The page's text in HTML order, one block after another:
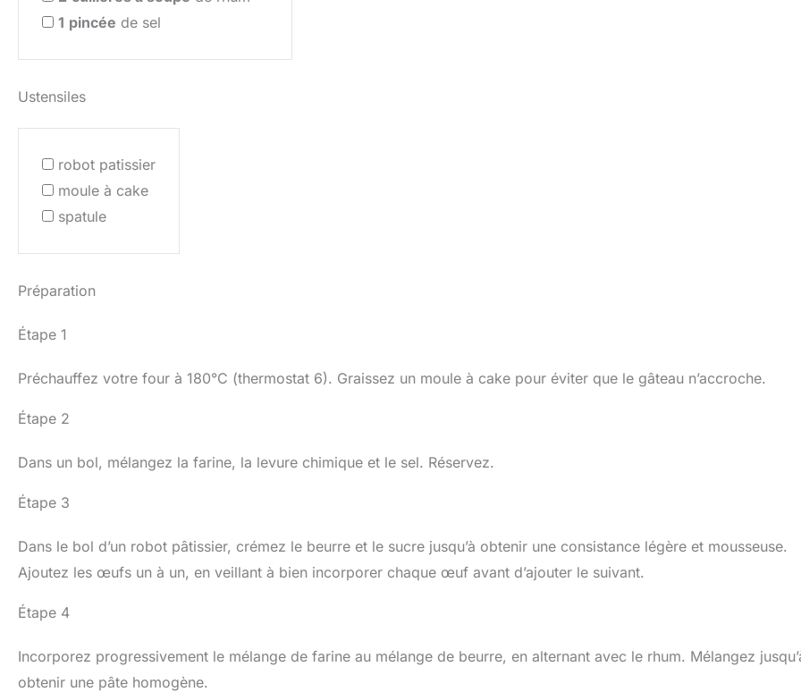
1 pincée de sel
Ustensiles
robot patissier
moule à cake
spatule
Préparation
Étape 1
Préchauffez votre four à 180°C (thermostat 6). Graissez un moule à cake pour éviter que le gâteau n’accroche.
Étape 2
Dans un bol, mélangez la farine, la levure chimique et le sel. Réservez.
Étape 3
Dans le bol d’un robot pâtissier, crémez le beurre et le sucre jusqu’à obtenir une consistance légère et mousseuse.
Ajoutez les œufs un à un, en veillant à bien incorporer chaque œuf avant d’ajouter le suivant.
Étape 4
Incorporez progressivement le mélange de farine au mélange de beurre, en alternant avec le rhum. Mélangez
obtenir une pâte homogène.